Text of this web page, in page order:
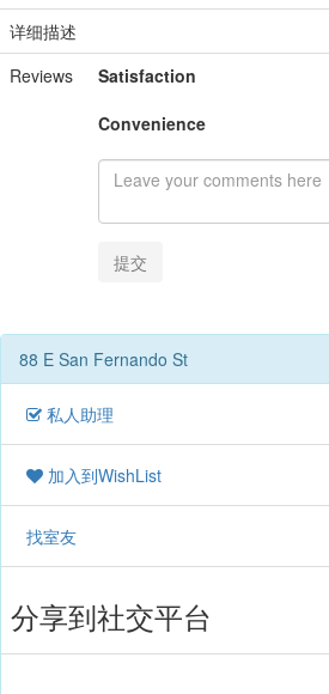
详细描述
Reviews
Satisfaction
Convenience
提交
88 E San Fernando St
私人助理
加入到WishList
找室友
分享到社交平台